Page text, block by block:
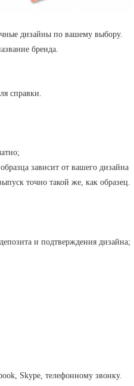
дизайны по вашему выбору.
бренда.
справки.
зависит от вашего дизайна
точно такой же, как образец.
и подтверждения дизайна;
Skype, телефонному звонку.